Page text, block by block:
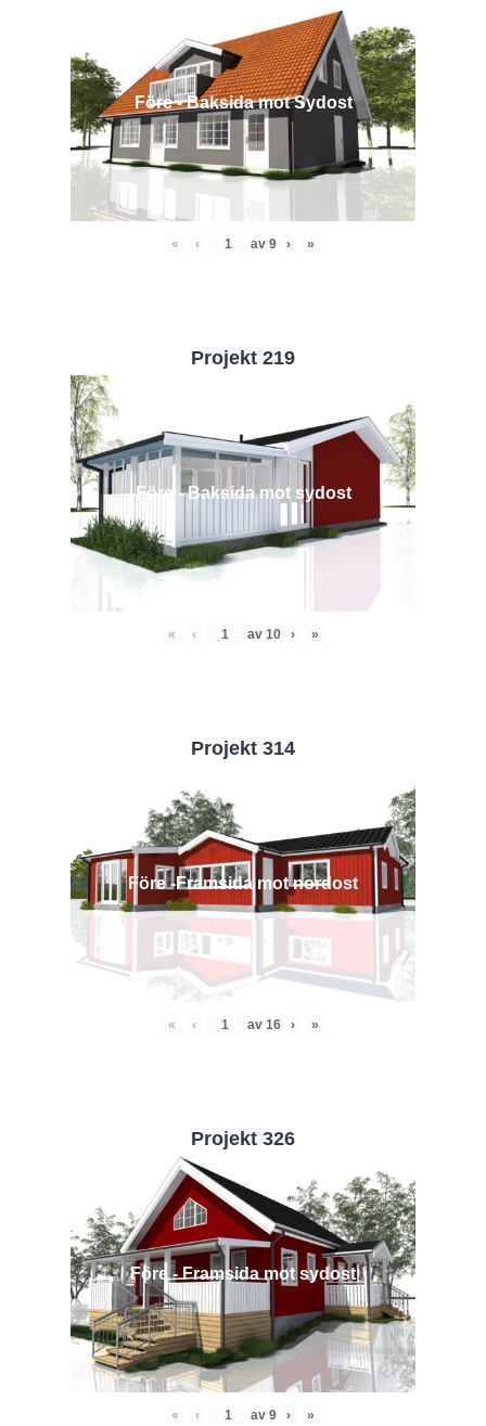
Före - Baksida mot Sydost
« ‹ av 9 › »
Projekt 219
Före - Baksida mot sydost
« ‹ av 10 › »
Projekt 314
Före -Framsida mot nordost
« ‹ av 16 › »
Projekt 326
Före - Framsida mot sydost
« ‹ av 9 › »